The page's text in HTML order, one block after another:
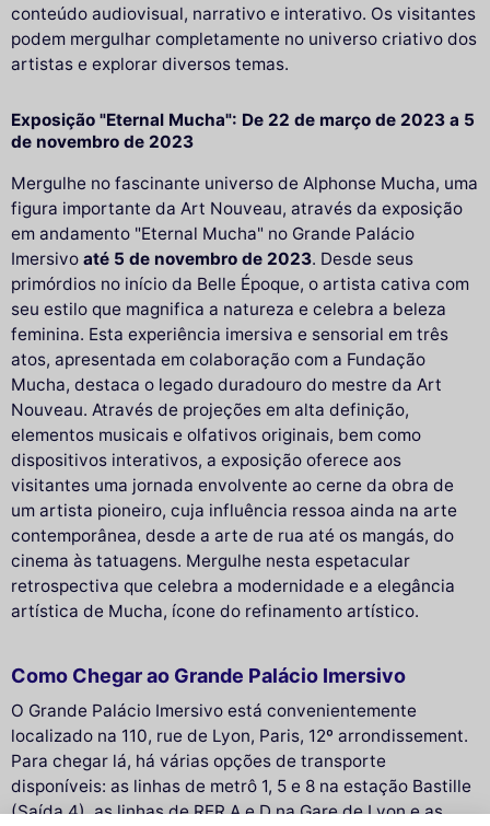
conteúdo audiovisual, narrativo e interativo. Os visitantes
podem mergulhar completamente no universo criativo dos
artistas e explorar diversos temas.
Exposição "Eternal Mucha": De 22 de março de 2023 a 5
de novembro de 2023
Mergulhe no fascinante universo de Alphonse Mucha, uma
figura importante da Art Nouveau, através da exposição
em andamento "Eternal Mucha" no Grande Palácio
Imersivo até 5 de novembro de 2023. Desde seus
primórdios no início da Belle Époque, o artista cativa com
seu estilo que magnifica a natureza e celebra a beleza
feminina. Esta experiência imersiva e sensorial em três
atos, apresentada em colaboração com a Fundação
Mucha, destaca o legado duradouro do mestre da Art
Nouveau. Através de projeções em alta definição,
elementos musicais e olfativos originais, bem como
dispositivos interativos, a exposição oferece aos
visitantes uma jornada envolvente ao cerne da obra de
um artista pioneiro, cuja influência ressoa ainda na arte
contemporânea, desde a arte de rua até os mangás, do
cinema às tatuagens. Mergulhe nesta espetacular
retrospectiva que celebra a modernidade e a elegância
artística de Mucha, ícone do refinamento artístico.
Como Chegar ao Grande Palácio Imersivo
O Grande Palácio Imersivo está convenientemente
localizado na 110, rue de Lyon, Paris, 12º arrondissement.
Para chegar lá, há várias opções de transporte
disponíveis: as linhas de metrô 1, 5 e 8 na estação Bastille
(Saída 4), as linhas de RER A e D na Gare de Lyon e as